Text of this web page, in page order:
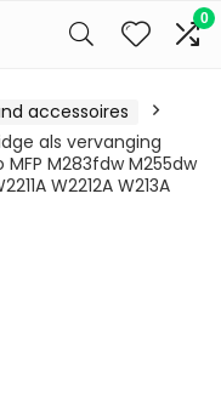
0
accessoires
als vervanging
M283fdw M255dw
W2212A W213A